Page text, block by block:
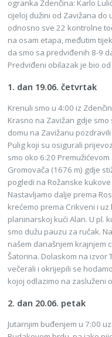
ogranka Zdenčina: Karlo
cijeloj dužini od Zavižana do
odnosno sve 22 kontrolne
na osam etapa, međutim
da smo sa predviđenih 8-9
Predviđeni obilazak je bio
1. dan 19.06. četvrtak
Krenuli smo u 4:00 iz
Krasno na Zavižan gdje
domu na Zavižanu
Pulig koji su osigurali
smo oko 6:20
Gromovača (1676 m) gdje
pogledi na Rožanske
Nastavljamo dalje prema
krećemo prema Crikveni i
planinarskoj kući Alan. U pl.
smo dužu pauzu za ručak.
našem današnjem krajnjem
Šatorina. Dolaskom na izvor
večerali i okrijepili se
kojoj odlazimo na zasluženi
2. dan 20.06. petak
Jutarnjim buđenjem u 7:00